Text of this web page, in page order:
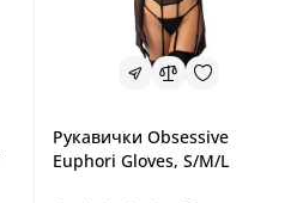
Рукавички Obsessive
Euphori Gloves, S/M/L